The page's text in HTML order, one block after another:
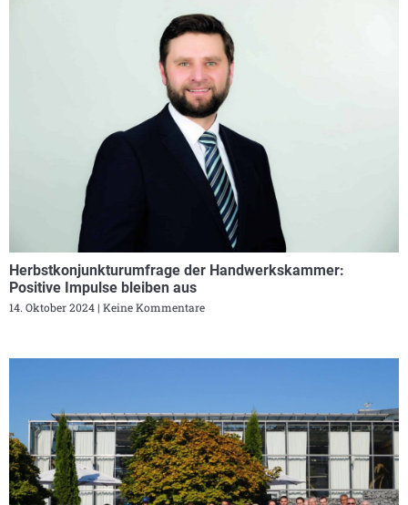
Herbstkonjunkturumfrage der Handwerkskammer:
Positive Impulse bleiben aus
14. Oktober 2024 Keine Kommentare